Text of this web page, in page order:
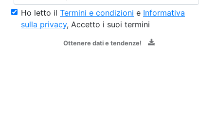
Ho letto il Termini e condizioni e Informativa
sulla privacy, Accetto i suoi termini
Ottenere dati e tendenze!